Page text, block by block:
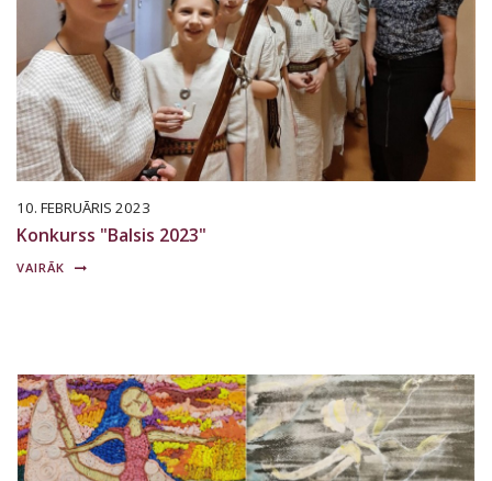
10. FEBRUĀRIS 2023
Konkurss "Balsis 2023"
VAIRĀK